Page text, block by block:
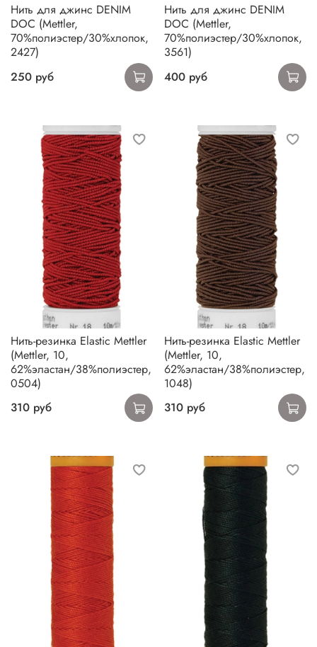
Нить для джинс DENIM
DOC (Mettler,
70%полиэстер/30%хлопок,
2427)
250 руб
Нить для джинс DENIM
DOC (Mettler,
70%полиэстер/30%хлопок,
3561)
400 руб
Нить-резинка Elastic Mettler
(Mettler, 10,
62%эластан/38%полиэстер,
0504)
310 руб
Нить-резинка Elastic Mettler
(Mettler, 10,
62%эластан/38%полиэстер,
1048)
310 руб